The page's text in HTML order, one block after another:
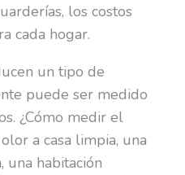
los costos
cada hogar.
un tipo de
puede ser medido
¿Cómo medir el
a casa limpia, una
una habitación